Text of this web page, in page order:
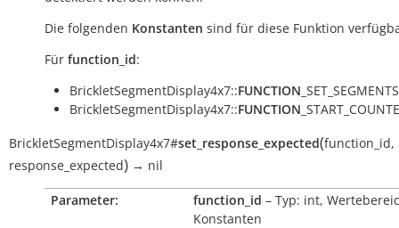
Die folgenden Konstanten sind für diese Funktion
Für function_id:
BrickletSegmentDisplay4x7::FUNCTION
BrickletSegmentDisplay4x7::FUNCTION
BrickletSegmentDisplay4x7#set_response_expected(function_id,
response_expected) → nil
Parameter: function_id – Typ: int,
Konstanten